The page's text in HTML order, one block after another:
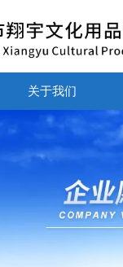
关于我们